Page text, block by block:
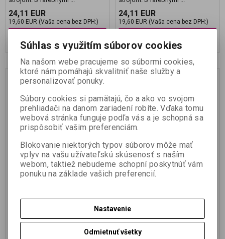
24,11 EUR
19,60 EUR (Vaša cena bez DPH:)
24,11 EUR
19,60 EUR (Vaša cena bez DPH:)
Papier IQ color A4 120g
májová zelená
Katalógové číslo:996914-
Skladom:Áno
stálosť farieb, trendy odtiene a
Papier IQ color A4 120g
kanárikovožltý
Katalógové číslo:
Skladom:Áno
Svetelná stabilita, dlhodobá
stálosť farieb, trendy odtiene a
bezproblémový priechod Vašim
strojom. S farebnými ...
Súhlas s využitím súborov cookies
Na našom webe pracujeme so súbormi cookies,
ktoré nám pomáhajú skvalitniť naše služby a
personalizovať ponuky.
Súbory cookies si pamätajú, čo a ako vo svojom
prehliadači na danom zariadení robíte. Vďaka tomu
webová stránka funguje podľa vás a je schopná sa
prispôsobiť vašim preferenciám.
Blokovanie niektorých typov súborov môže mať
vplyv na vašu užívateľskú skúsenosť s naším
webom, taktiež nebudeme schopní poskytnúť vám
ponuku na základe vašich preferencií.
Nastavenie
Odmietnuť všetky